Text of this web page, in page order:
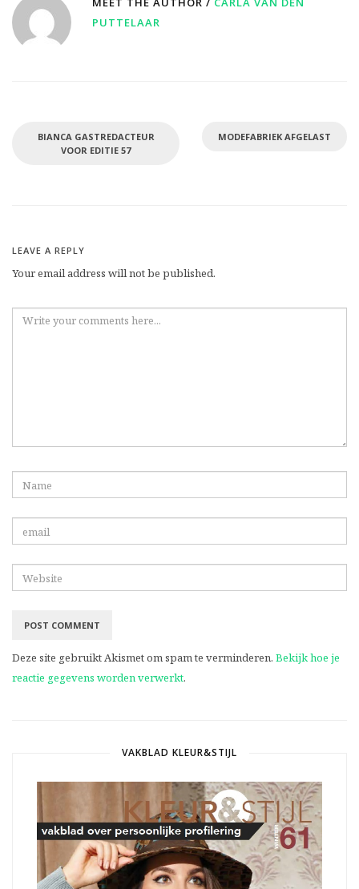
PUTTELAAR
BIANCA GASTREDACTEUR
VOOR EDITIE 57
MODEFABRIEK AFGELAST
LEAVE A REPLY
Your email address will not be published.
Deze site gebruikt Akismet om spam te verminderen. Bekijk hoe je
reactie gegevens worden verwerkt.
VAKBLAD KLEUR&STIJL